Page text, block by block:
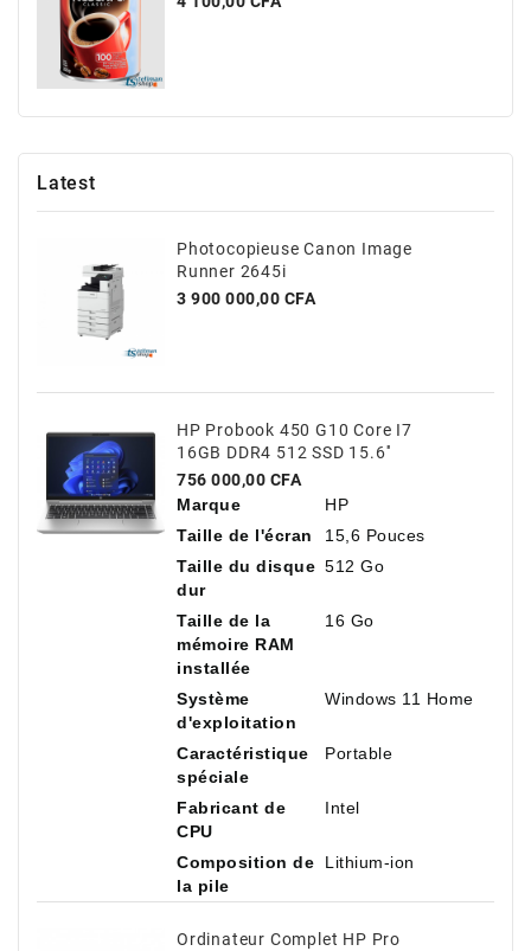
Latest
Photocopieuse Canon Image
Runner 2645i
Prix
3 900 000,00 CFA
HP Probook 450 G10 Core I7
16GB DDR4 512 SSD 15.6''
Prix
756 000,00 CFA
Marque
HP
Taille de l'écran
15,6 Pouces
Taille du disque
dur
512 Go
Taille de la
mémoire RAM
installée
16 Go
Système
d'exploitation
Windows 11 Home
Caractéristique
spéciale
Portable
Fabricant de
CPU
Intel
Composition de
la pile
Lithium-ion
Ordinateur Complet HP Pro